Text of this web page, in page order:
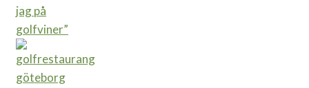
jag på
golfviner”